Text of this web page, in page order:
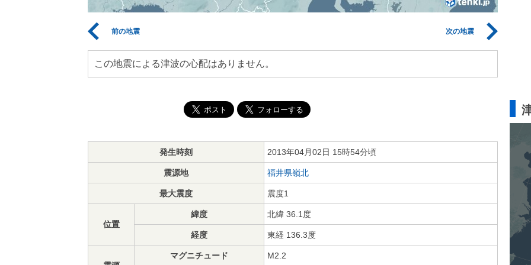
前の地震 次の地震
この地震による津波の心配はありません。
発生時刻 2013年04月02日 15時54分頃
震源地 福井県嶺北
最大震度 震度1
位置
緯度 北緯 36.1度
経度 東経 136.3度
マグニチュード M2.2